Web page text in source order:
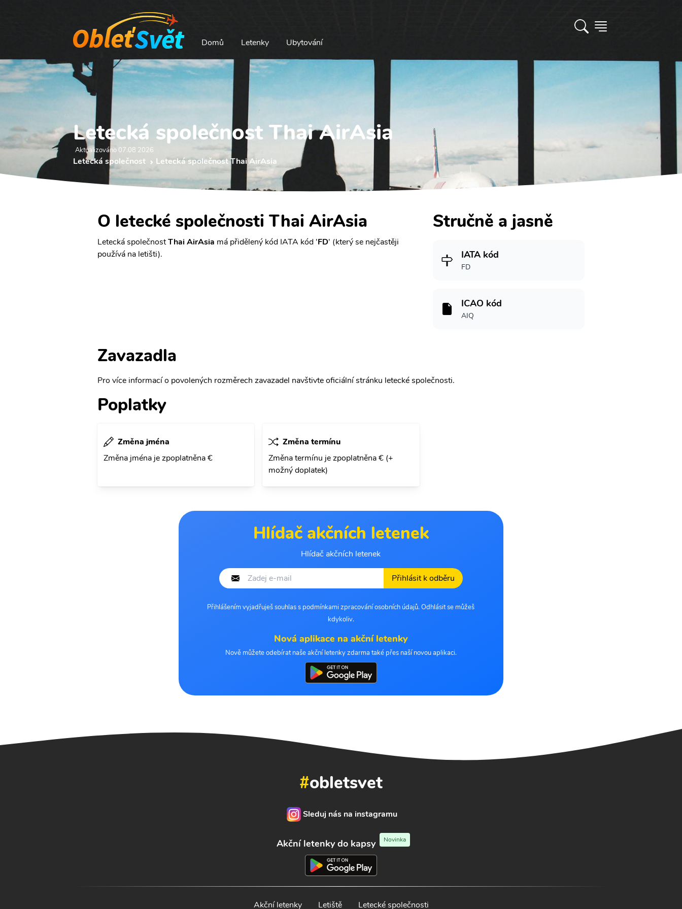
Domů Letenky Ubytování
Letecká společnost Thai AirAsia
Aktualizováno 07.08 2026
Letecká společnost Letecká společnost Thai AirAsia
O letecké společnosti Thai AirAsia
Letecká společnostThai AirAsia má přidělený kód IATA kód 'FD' (který se nejčastěji
používá na letišti).
Stručně a jasně
IATA kód
FD
ICAO kód
AIQ
Zavazadla
Pro více informací o povolených rozměrech zavazadel navštivte oficiální stránku letecké společnosti.
Poplatky
Změna jména
Změna jména je zpoplatněna €
Změna termínu
Změna termínu je zpoplatněna € (+
možný doplatek)
Hlídač akčních letenek
Hlídač akčních letenek
Přihlásit k odběru
Přihlášením vyjadřuješ souhlas s podmínkami zpracování osobních údajů. Odhlásit se můžeš
kdykoliv.
Nová aplikace na akční letenky
Nově můžete odebírat naše akční letenky zdarma také přes naší novou aplikaci.
#obletsvet
Sleduj nás na instagramu
Akční letenky do kapsy Novinka
Akční letenky Letiště Letecké společnosti